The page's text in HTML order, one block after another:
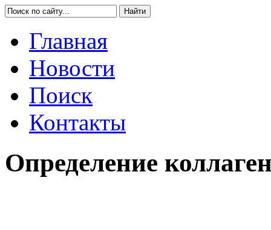
Главная
Новости
Поиск
Контакты
Определение